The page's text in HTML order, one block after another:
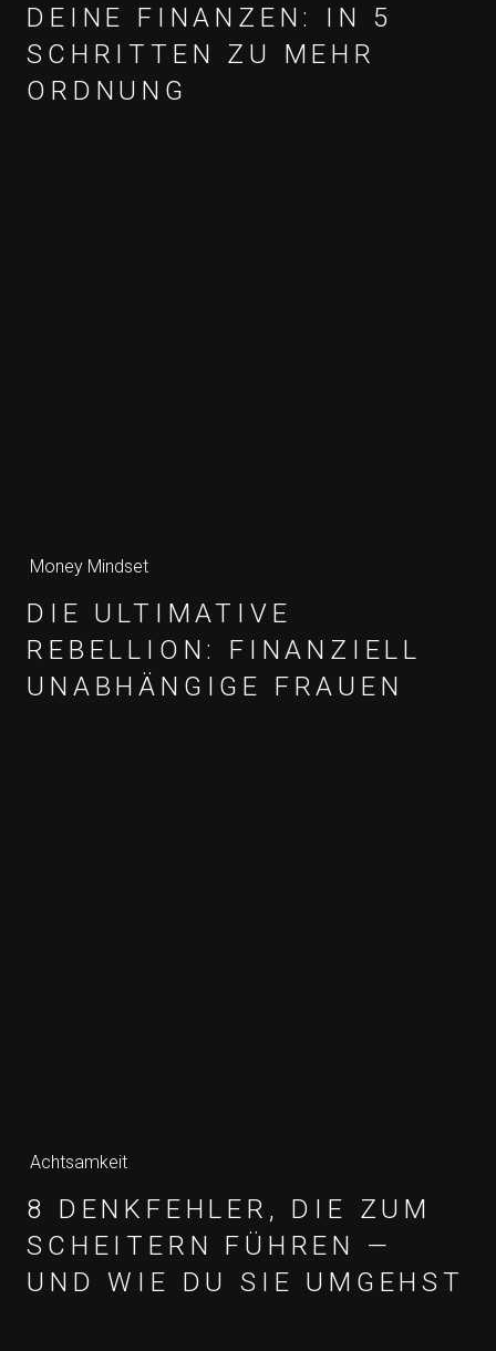
DEINE FINANZEN: IN 5
SCHRITTEN ZU MEHR
ORDNUNG
Money Mindset
DIE ULTIMATIVE
REBELLION: FINANZIELL
UNABHÄNGIGE FRAUEN
Achtsamkeit
8 DENKFEHLER, DIE ZUM
SCHEITERN FÜHREN —
UND WIE DU SIE UMGEHST